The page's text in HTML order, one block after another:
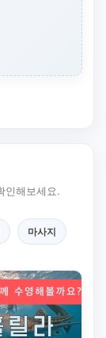
인해보세요.
마사지